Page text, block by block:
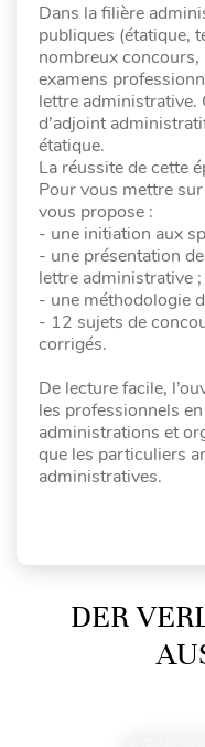
Dans la filière
publiques (étatique,
nombreux
examens
lettre administrative.
d’adjoint
étatique.
La réussite de cette
Pour vous mettre
vous propose :
- une initiation aux
- une présentation
lettre administrative ;
- une méthodologie
- 12 sujets de
corrigés.
De lecture facile,
les professionnels
administrations et
que les particuliers
administratives.
DER